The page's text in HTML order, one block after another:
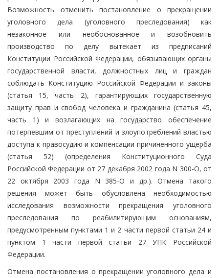
Возможность отменить постановление о прекращении
уголовного дела (уголовного преследования) как
незаконное или необоснованное и возобновить
производство по делу вытекает из предписаний
Конституции Российской Федерации, обязывающих органы
государственной власти, должностных лиц и граждан
соблюдать Конституцию Российской Федерации и законы
(статья 15, часть 2), гарантирующих государственную
защиту прав и свобод человека и гражданина (статья 45,
часть 1) и возлагающих на государство обеспечение
потерпевшим от преступлений и злоупотреблений властью
доступа к правосудию и компенсации причиненного ущерба
(статья 52) (определения Конституционного Суда
Российской Федерации от 27 декабря 2002 года N 300-О, от
22 октября 2003 года N 385-О и др.). Отмена такого
решения может быть обусловлена необходимостью
исследования возможности прекращения уголовного
преследования по реабилитирующим основаниям,
предусмотренным пунктами 1 и 2 части первой статьи 24 и
пунктом 1 части первой статьи 27 УПК Российской
Федерации.
Отмена постановления о прекращении уголовного дела и